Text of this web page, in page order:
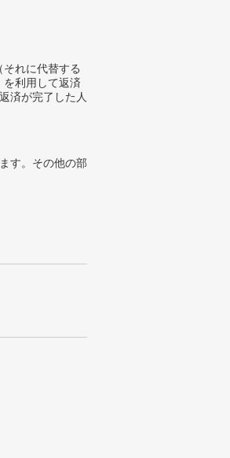
れに代替する
を利用して返済
済が完了した人
す。その他の部